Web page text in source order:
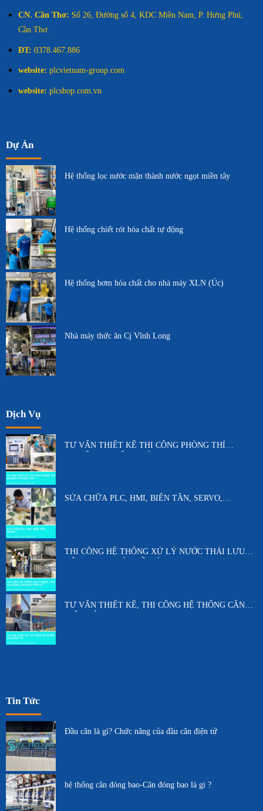
CN. Cần Thơ: Số 26, Đường số 4, KDC Miền Nam, P. Hưng Phú,
Cần Thơ.
ĐT: 0378.467.886
website: plcvietnam-group.com
website: plcshop.com.vn
Dự Án
Hệ thống lọc nước mặn thành nước ngọt miền tây
Hệ thống chiết rót hóa chất tự động
Hệ thống bơm hóa chất cho nhà máy XLN (Úc)
Nhà máy thức ăn Cj Vĩnh Long
Dịch Vụ
TƯ VẤN THIẾT KẾ THI CÔNG PHÒNG THÍ
SỬA CHỮA PLC, HMI, BIẾN TẦN, SERVO,…
THI CÔNG HỆ THỐNG XỬ LÝ NƯỚC THẢI LƯU
TƯ VẤN THIẾT KẾ, THI CÔNG HỆ THỐNG CÂN
Tin Tức
Đầu cân là gì? Chức năng của đầu cân điện tử
hệ thống cân đóng bao-Cân đóng bao là gi ?